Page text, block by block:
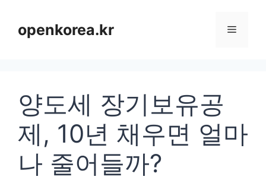
openkorea.kr 메
양도세 장기보유공
제, 10년 채우면 얼마
나 줄어들까?